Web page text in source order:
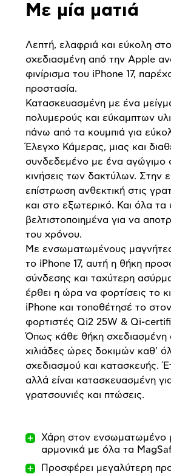
παρουσίαση
Με μία ματιά
Λεπτή, ελαφριά και εύκολη
σχεδιασμένη από την Apple
φινίρισμα του iPhone 17,
προστασία.
Κατασκευασμένη με ένα
πολυμερούς και εύκαμπτων
πάνω από τα κουμπιά για
Έλεγχο Κάμερας, μιας και
συνδεδεμένο με ένα αγώγιμο
κινήσεις των δακτύλων. Στην
επίστρωση ανθεκτική στις
και στο εξωτερικό. Και όλα τα
βελτιστοποιημένα για να
του χρόνου.
Με ενσωματωμένους
το iPhone 17, αυτή η θήκη
σύνδεσης και ταχύτερη
έρθει η ώρα να φορτίσεις το
iPhone και τοποθέτησέ το
φορτιστές Qi2 25W & Qi-
Όπως κάθε θήκη σχεδιασμένη
χιλιάδες ώρες δοκιμών καθ'
σχεδιασμού και κατασκευής.
αλλά είναι κατασκευασμένη
γρατσουνιές και πτώσεις.
Χάρη στον ενσωματωμένο
αρμονικά με όλα τα
Προσφέρει μεγαλύτερη